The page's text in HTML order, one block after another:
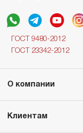
ГОСТ 9480-2012
ГОСТ 23342-2012
О компании
Клиентам